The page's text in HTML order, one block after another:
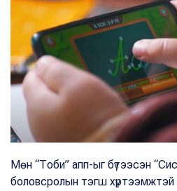
Мөн “Тоби” апп-ыг бүтээсэн
боловсролын тэгш хүртээмжтэй